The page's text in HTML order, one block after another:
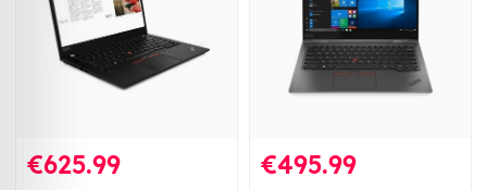
€625.99 €495.99